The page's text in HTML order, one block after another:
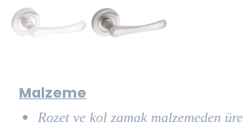
Malzeme
Rozet ve kol zamak malzemeden